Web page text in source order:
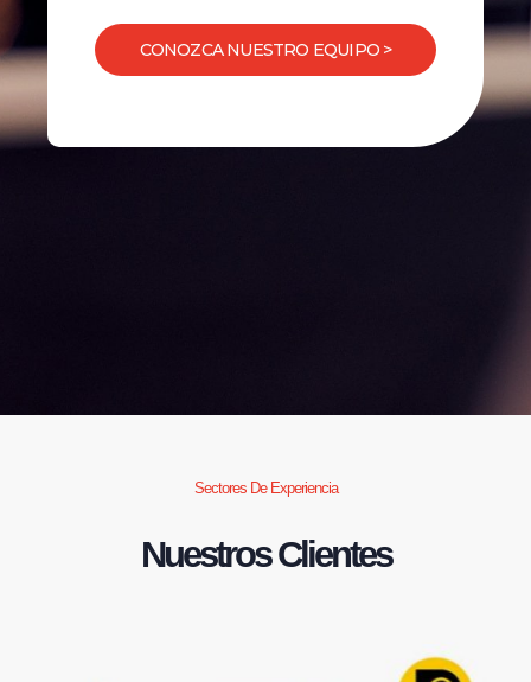
CONOZCA NUESTRO EQUIPO >
Sectores De Experiencia
Nuestros Clientes